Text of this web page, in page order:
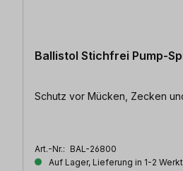
Ballistol Stichfrei Pump-
Schutz vor Mücken, Zecken
Art.-Nr.: BAL-26800
Auf Lager, Lieferung in 1-2